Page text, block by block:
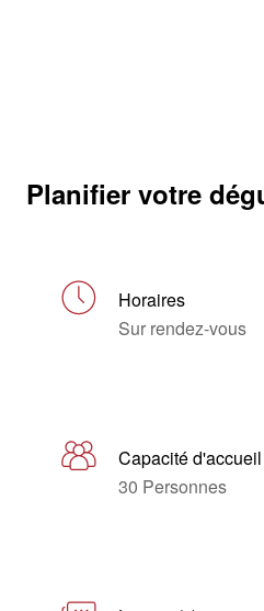
Planifier votre
Horaires
Sur rendez-vous
Capacité d'accueil
30 Personnes